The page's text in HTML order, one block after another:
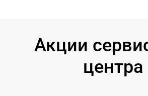
Акции
центра